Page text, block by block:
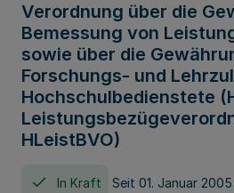
Verordnung über die
Bemessung von
sowie über die
Forschungs- und
Hochschulbedienstete
HLeistBVO)
In Kraft Seit 01. Januar 2005